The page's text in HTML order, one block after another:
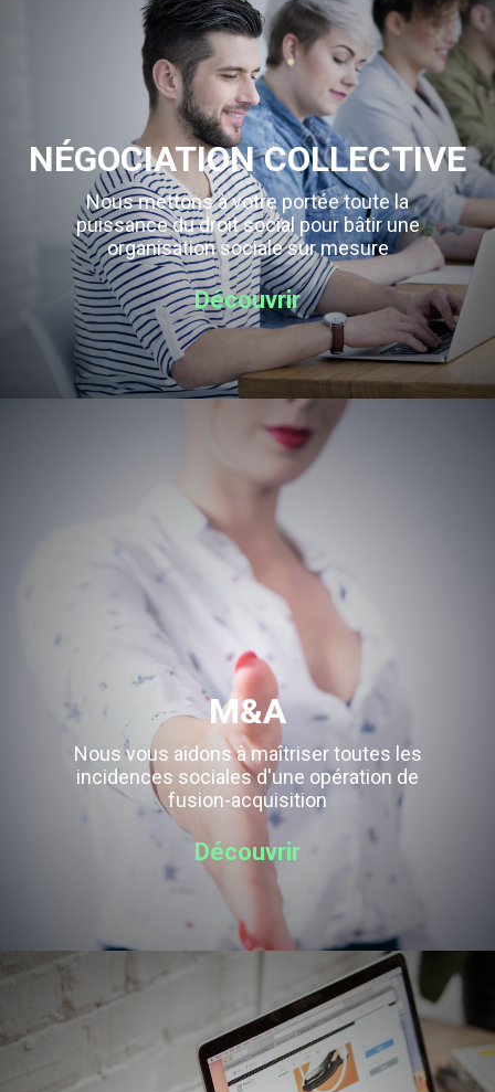
NÉGOCIATION COLLECTIVE
Nous mettons à votre portée toute la
puissance du droit social pour bâtir une
organisation sociale sur mesure
Découvrir
M&A
Nous vous aidons à maîtriser toutes les
incidences sociales d'une opération de
fusion-acquisition
Découvrir